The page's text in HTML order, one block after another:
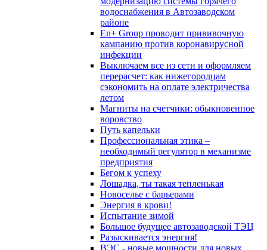
водоснабжения в Автозаводском
районе
En+ Group проводит прививочную
кампанию против коронавирусной
инфекции
Выключаем все из сети и оформляем
перерасчет: как нижегородцам
сэкономить на оплате электричества
летом
Магниты на счетчики: обыкновенное
воровство
Путь капельки
Профессиональная этика –
необходимый регулятор в механизме
предприятия
Бегом к успеху
Лошадка, ты такая тепленькая
Новоселье с барьерами
Энергия в крови!
Испытание зимой
Большое будущее автозаводской ТЭЦ
Разыскивается энергия!